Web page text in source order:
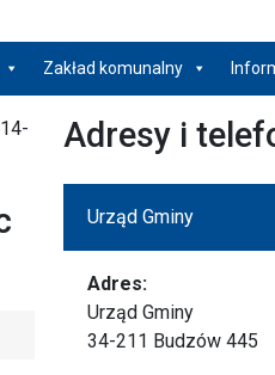
Zakład komunalny
Adresy i
Urząd Gminy
Adres:
Urząd Gminy
34-211 Budzów 445